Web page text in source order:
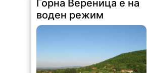
86 | 2026-08-05 18:07:15
Монтана, е на воден режим. Вода
се подава ротационна – 24 часа
са горния края и 24 часа за